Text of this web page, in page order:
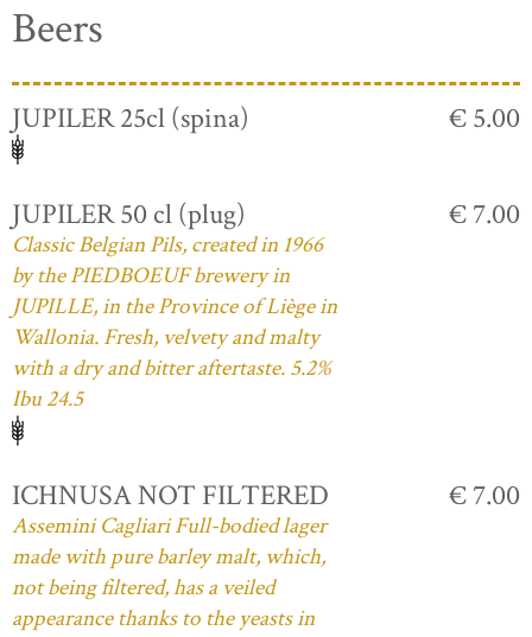
Beers
JUPILER 25cl (spina) € 5.00
JUPILER 50 cl (plug)
Classic Belgian Pils, created in 1966
by the PIEDBOEUF brewery in
JUPILLE, in the Province of Liège in
Wallonia. Fresh, velvety and malty
with a dry and bitter aftertaste. 5.2%
Ibu 24.5
€ 7.00
ICHNUSA NOT FILTERED
Assemini Cagliari Full-bodied lager
made with pure barley malt, which,
not being filtered, has a veiled
appearance thanks to the yeasts in
€ 7.00